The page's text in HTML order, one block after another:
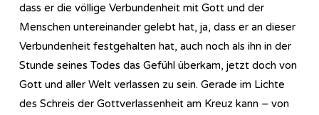
dass er die völlige Verbundenheit mit Gott und der
Menschen untereinander gelebt hat, ja, dass er an dieser
Verbundenheit festgehalten hat, auch noch als ihn in der
Stunde seines Todes das Gefühl überkam, jetzt doch von
Gott und aller Welt verlassen zu sein. Gerade im Lichte
des Schreis der Gottverlassenheit am Kreuz kann – von